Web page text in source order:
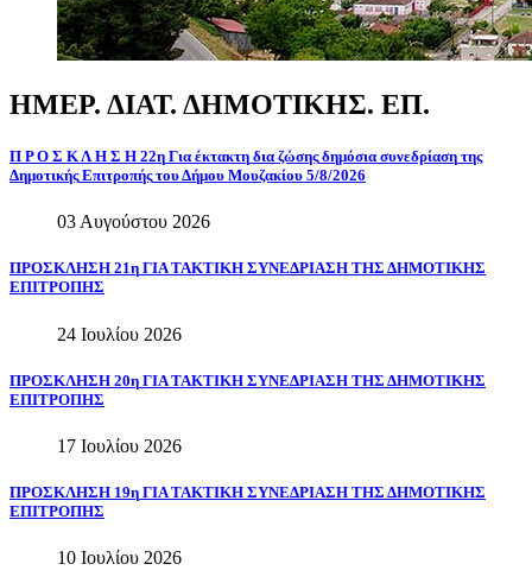
ΗΜΕΡ. ΔΙΑΤ. ΔΗΜΟΤΙΚΗΣ. ΕΠ.
Π Ρ Ο Σ ΚΛ Η Σ Η 22η Για έκτακτη δια ζώσης δημόσια συνεδρίαση της
Δημοτικής Επιτροπής τουΔήμου Μουζακίου 5/8/2026
03 Αυγούστου 2026
ΠΡΟΣΚΛΗΣΗ 21η ΓΙΑ ΤΑΚΤΙΚΗ ΣΥΝΕΔΡΙΑΣΗ ΤΗΣ ΔΗΜΟΤΙΚΗΣ
ΕΠΙΤΡΟΠΗΣ
24 Ιουλίου 2026
ΠΡΟΣΚΛΗΣΗ 20η ΓΙΑ ΤΑΚΤΙΚΗ ΣΥΝΕΔΡΙΑΣΗ ΤΗΣ ΔΗΜΟΤΙΚΗΣ
ΕΠΙΤΡΟΠΗΣ
17 Ιουλίου 2026
ΠΡΟΣΚΛΗΣΗ 19η ΓΙΑ ΤΑΚΤΙΚΗ ΣΥΝΕΔΡΙΑΣΗ ΤΗΣ ΔΗΜΟΤΙΚΗΣ
ΕΠΙΤΡΟΠΗΣ
10 Ιουλίου 2026